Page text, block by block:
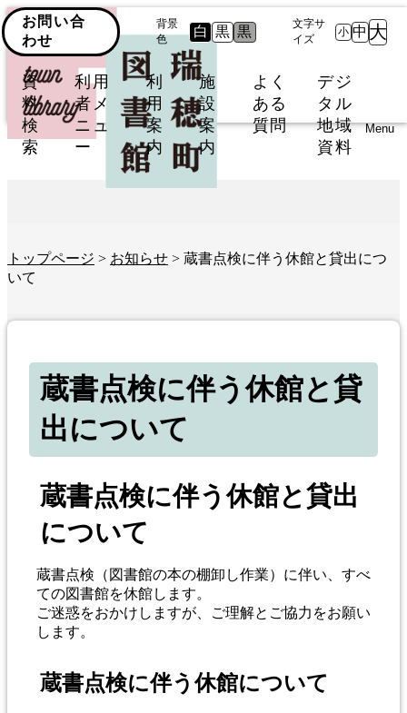
お問い合
わせ
背景
色
白 黒 黒
文字サ
イズ
小 中 大
資
料
検
索
利用
者メ
ニュ
ー
利
用
案
内
施
設
案
内
よく
ある
質問
デジ
タル
地域
資料
Menu
トップページ > お知らせ > 蔵書点検に伴う休館と貸出につ
いて
蔵書点検に伴う休館と貸
出について
蔵書点検に伴う休館と貸出
について
蔵書点検（図書館の本の棚卸し作業）に伴い、すべ
ての図書館を休館します。
ご迷惑をおかけしますが、ご理解とご協力をお願い
します。
蔵書点検に伴う休館について